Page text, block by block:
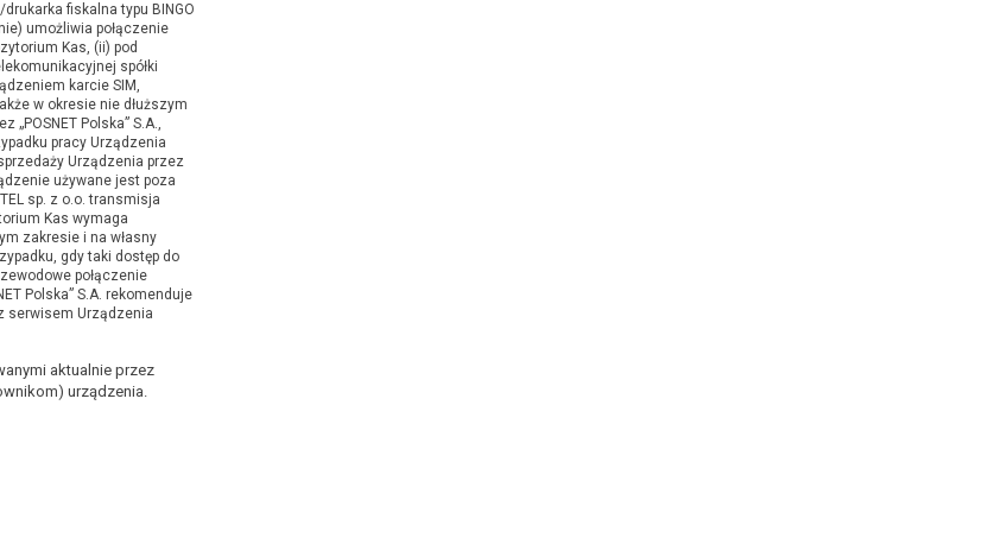
fiskalna typu BINGO
umożliwia połączenie
Kas, (ii) pod
spółki
karcie SIM,
w okresie nie dłuższym
Polska” S.A.,
pracy Urządzenia
Urządzenia przez
używane jest poza
sp. z o.o. transmisja
Kas wymaga
zakresie i na własny
gdy taki dostęp do
połączenie
Polska” S.A. rekomenduje
serwisem Urządzenia
aktualnie przez
urządzenia.